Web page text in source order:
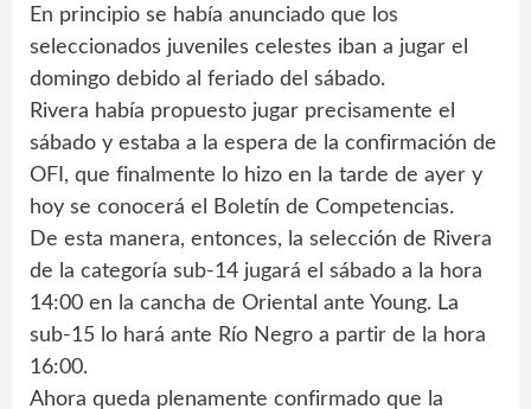
En principio se había anunciado que los
seleccionados juveniles celestes iban a jugar el
domingo debido al feriado del sábado.
Rivera había propuesto jugar precisamente el
sábado y estaba a la espera de la confirmación de
OFI, que finalmente lo hizo en la tarde de ayer y
hoy se conocerá el Boletín de Competencias.
De esta manera, entonces, la selección de Rivera
de la categoría sub-14 jugará el sábado a la hora
14:00 en la cancha de Oriental ante Young. La
sub-15 lo hará ante Río Negro a partir de la hora
16:00.
Ahora queda plenamente confirmado que la